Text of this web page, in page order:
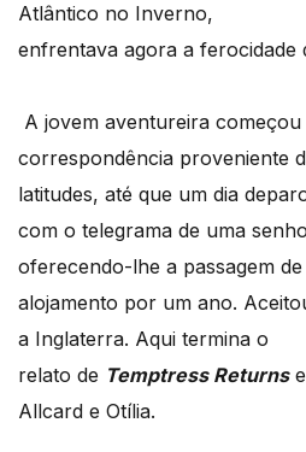
Atlântico no Inverno,
enfrentava agora a ferocidade
A jovem aventureira
correspondência proveniente
latitudes, até que um dia
com o telegrama de uma
oferecendo-lhe a passagem de
alojamento por um ano.
a Inglaterra. Aqui termina o
relato de Temptress Returnse
Allcard e Otília.